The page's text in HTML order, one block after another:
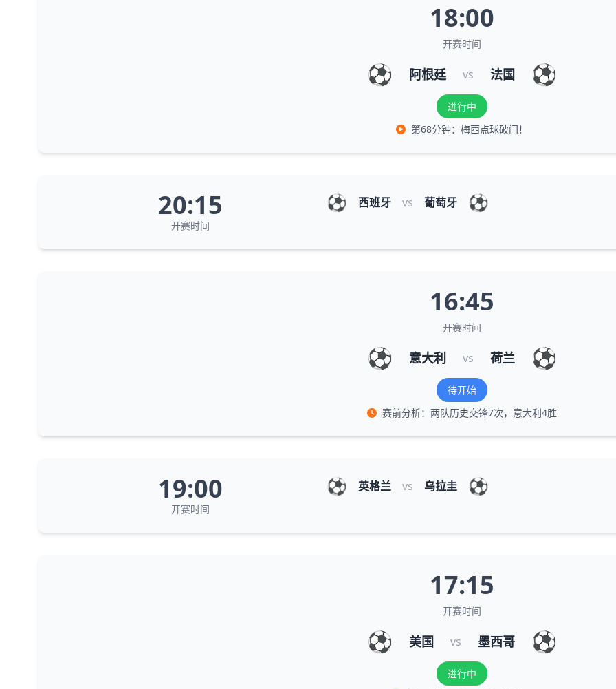
18:00
开赛时间
⚽ 阿根廷 vs 法国 ⚽
进行中
第68分钟：梅西点球破门！
20:15
开赛时间
⚽ 西班牙 vs 葡萄牙 ⚽
16:45
开赛时间
⚽ 意大利 vs 荷兰 ⚽
待开始
赛前分析：两队历史交锋7次，意大利4胜
19:00
开赛时间
⚽ 英格兰 vs 乌拉圭 ⚽
17:15
开赛时间
⚽ 美国 vs 墨西哥 ⚽
进行中